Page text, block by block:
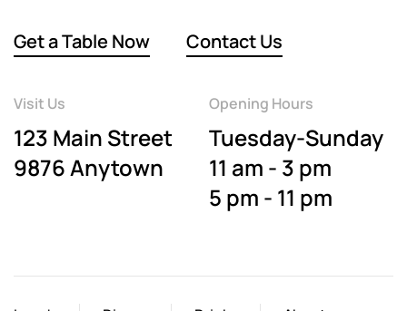
Get a Table Now Contact Us
Visit Us
123 Main Street
9876 Anytown
Opening Hours
Tuesday-Sunday
11 am - 3 pm
5 pm - 11 pm